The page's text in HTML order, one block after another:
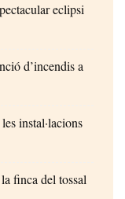
eclipsi
d’incendis a
instal·lacions
finca del tossal